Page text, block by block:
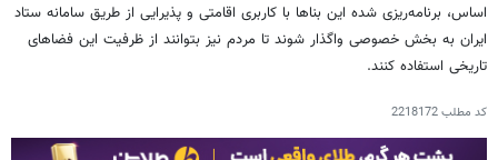
اساس، برنامه‌ریزی شده این بناها با کاربری اقامتی و پذیرایی از طریق سامانه ستاد
ایران به بخش خصوصی واگذار شوند تا مردم نیز بتوانند از ظرفیت این فضاهای
تاریخی استفاده کنند.
کد مطلب2218172